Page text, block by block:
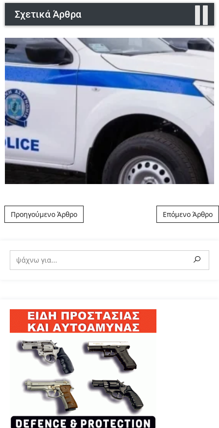
Σχετικά Άρθρα
Post navigation
Προηγούμενο Άρθρο Επόμενο Άρθρο